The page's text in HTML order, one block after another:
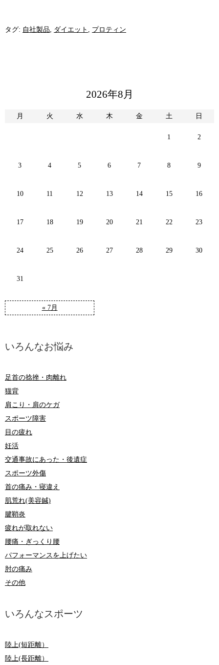
タグ: 自社製品 ダイエット プロティン
2026年8月
月 火 水 木 金 土 日
« 7月
1 2
3 4 5 6 7 8 9
10 11 12 13 14 15 16
17 18 19 20 21 22 23
24 25 26 27 28 29 30
31
いろんなお悩み
足首の捻挫・肉離れ
猫背
肩こり・肩のケガ
スポーツ障害
目の疲れ
妊活
交通事故にあった・後遺症
スポーツ外傷
首の痛み・寝違え
肌荒れ(美容鍼)
腱鞘炎
疲れが取れない
腰痛・ぎっくり腰
パフォーマンスを上げたい
肘の痛み
その他
いろんなスポーツ
陸上(短距離）
陸上(長距離）